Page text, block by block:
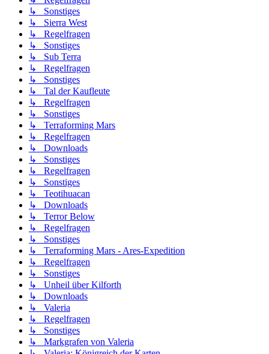
↳ Sonstiges
↳ Sierra West
↳ Regelfragen
↳ Sonstiges
↳ Sub Terra
↳ Regelfragen
↳ Sonstiges
↳ Tal der Kaufleute
↳ Regelfragen
↳ Sonstiges
↳ Terraforming Mars
↳ Regelfragen
↳ Downloads
↳ Sonstiges
↳ Regelfragen
↳ Sonstiges
↳ Teotihuacan
↳ Downloads
↳ Terror Below
↳ Regelfragen
↳ Sonstiges
↳ Terraforming Mars - Ares-Expedition
↳ Regelfragen
↳ Sonstiges
↳ Unheil über Kilforth
↳ Downloads
↳ Valeria
↳ Regelfragen
↳ Sonstiges
↳ Markgrafen von Valeria